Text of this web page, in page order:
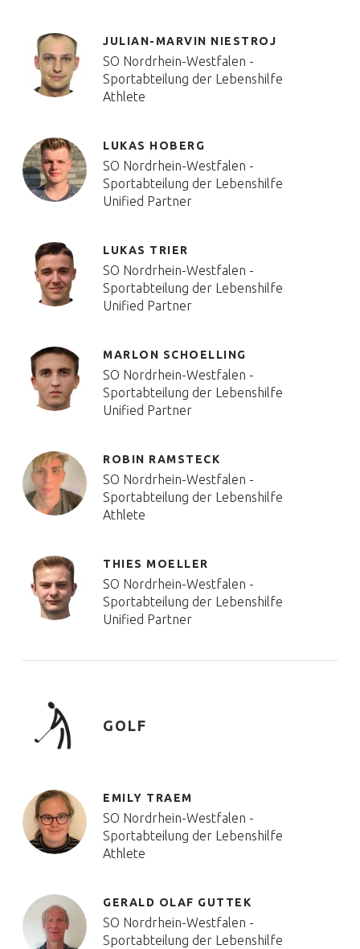
JULIAN-MARVIN NIESTROJ
SO Nordrhein-Westfalen -
Sportabteilung der Lebenshilfe
Athlete
LUKAS HOBERG
SO Nordrhein-Westfalen -
Sportabteilung der Lebenshilfe
Unified Partner
LUKAS TRIER
SO Nordrhein-Westfalen -
Sportabteilung der Lebenshilfe
Unified Partner
MARLON SCHOELLING
SO Nordrhein-Westfalen -
Sportabteilung der Lebenshilfe
Unified Partner
ROBIN RAMSTECK
SO Nordrhein-Westfalen -
Sportabteilung der Lebenshilfe
Athlete
THIES MOELLER
SO Nordrhein-Westfalen -
Sportabteilung der Lebenshilfe
Unified Partner
GOLF
EMILY TRAEM
SO Nordrhein-Westfalen -
Sportabteilung der Lebenshilfe
Athlete
GERALD OLAF GUTTEK
SO Nordrhein-Westfalen -
Sportabteilung der Lebenshilfe